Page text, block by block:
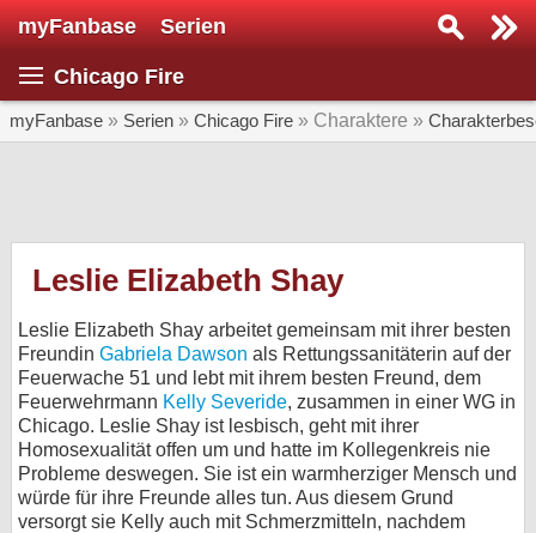
myFanbase Serien
Chicago Fire
myFanbase » Serien » Chicago Fire » Charaktere »
Leslie Elizabeth Shay
Leslie Elizabeth Shay arbeitet gemeinsam mit ihrer besten
Freundin Gabriela Dawson als Rettungssanitäterin auf der
Feuerwache 51 und lebt mit ihrem besten Freund, dem
Feuerwehrmann Kelly Severide, zusammen in einer WG in
Chicago. Leslie Shay ist lesbisch, geht mit ihrer
Homosexualität offen um und hatte im Kollegenkreis nie
Probleme deswegen. Sie ist ein warmherziger Mensch und
würde für ihre Freunde alles tun. Aus diesem Grund
versorgt sie Kelly auch mit Schmerzmitteln, nachdem
Serie suchen...
SERIEN
KULTUR
Specials
SERVICE
Gewinnspiele
Forum